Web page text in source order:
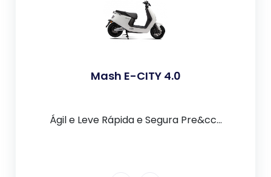
Mash E-CITY 4.0
Ágil e Leve Rápida e Segura Pre&cc...